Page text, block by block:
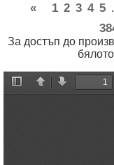
« 1 2 3 4 5
За достъп до